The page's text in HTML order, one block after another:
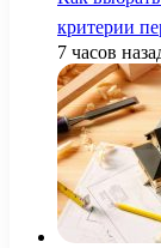
критерии
7 часов